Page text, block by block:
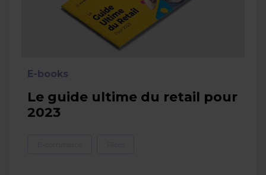
E-books
Le guide ultime du retail pour
2023